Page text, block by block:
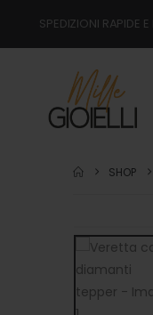
SPEDIZIONI RAPIDE
SHOP